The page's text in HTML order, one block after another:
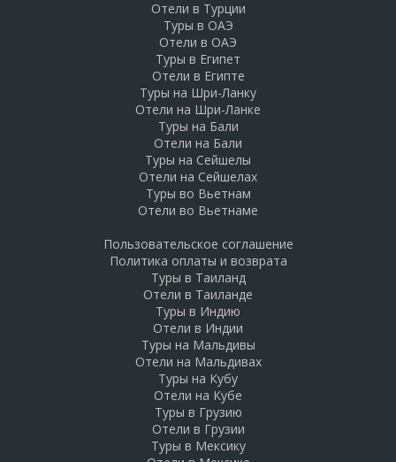
Отели в Турции
Туры в ОАЭ
Отели в ОАЭ
Туры в Египет
Отели в Египте
Туры на Шри-Ланку
Отели на Шри-Ланке
Туры на Бали
Отели на Бали
Туры на Сейшелы
Отели на Сейшелах
Туры во Вьетнам
Отели во Вьетнаме
Пользовательское соглашение
Политика оплаты и возврата
Туры в Таиланд
Отели в Таиланде
Туры в Индию
Отели в Индии
Туры на Мальдивы
Отели на Мальдивах
Туры на Кубу
Отели на Кубе
Туры в Грузию
Отели в Грузии
Туры в Мексику